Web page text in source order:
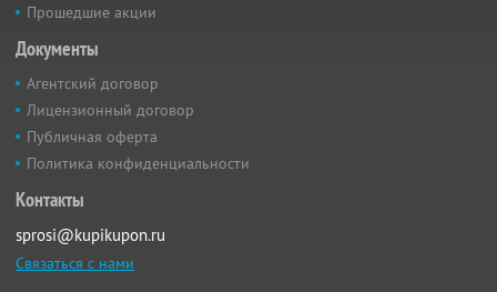
Прошедшие акции
Документы
Агентский договор
Лицензионный договор
Публичная оферта
Политика конфиденциальности
Контакты
sprosi@kupikupon.ru
Связаться с нами